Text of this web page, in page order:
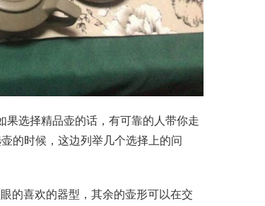
的时候，这边列举几个选择上的问